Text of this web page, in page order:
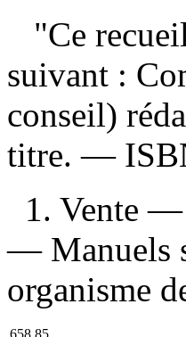
"Ce
suivant :
conseil)
titre. —
1. Vente —
— Manuels
organisme
658.85